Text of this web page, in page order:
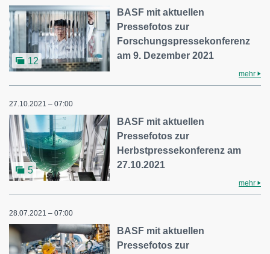
12
BASF mit aktuellen
Pressefotos zur
Forschungspressekonferenz
am 9. Dezember 2021
mehr
27.10.2021 – 07:00
5
BASF mit aktuellen
Pressefotos zur
Herbstpressekonferenz am
27.10.2021
mehr
28.07.2021 – 07:00
BASF mit aktuellen
Pressefotos zur